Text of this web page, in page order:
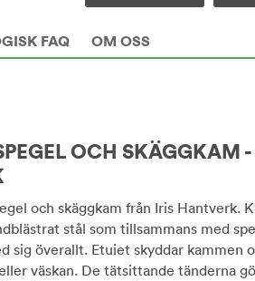
FAQ OM OSS
OCH SKÄGGKAM -
och skäggkam från Iris Hantverk.
stål som tillsammans med
sig överallt. Etuiet skyddar kammen
väskan. De tätsittande tänderna